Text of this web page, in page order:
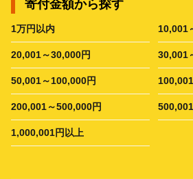
寄付金額から探す
1万円以内 10,001
20,001～30,000円 30,001
50,001～100,000円
200,001～500,000円
1,000,001円以上